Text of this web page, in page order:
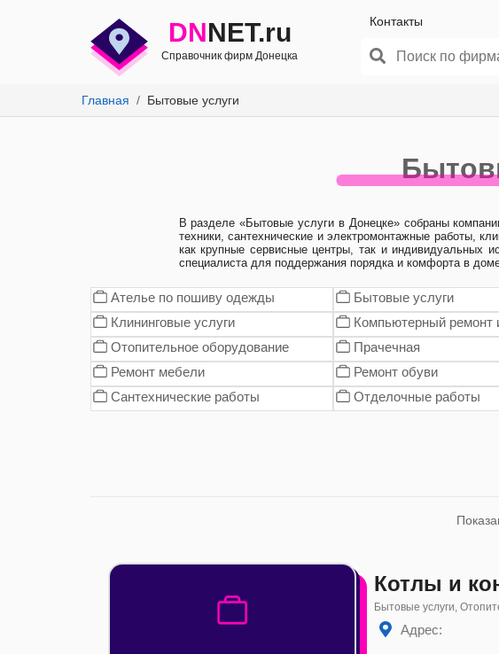
DNNET.ru
Справочник фирм Донецка
Контакты
Главная Бытовые услуги
В разделе «Бытовые услуги в Донецке» собраны
техники, сантехнические и электромонтажные работы,
как крупные сервисные центры, так и индивидуальных
специалиста для поддержания порядка и комфорта в
Ателье по пошиву одежды Бытовые услуги
Клининговые услуги
Компьютерный ремонт
Отопительное оборудование
Прачечная
Ремонт мебели
Ремонт обуви
Сантехнические работы
Отделочные работы
Котлы и
Бытовые услуги,
Адрес: